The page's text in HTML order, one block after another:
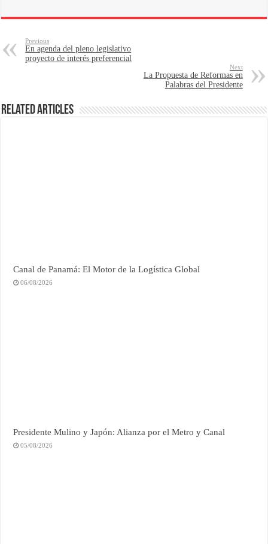
Previous
En agenda del pleno legislativo
proyecto de interés preferencial
Next
La Propuesta de Reformas en
Palabras del Presidente
Related Articles
Canal de Panamá: El Motor de la Logística Global
06/08/2026
Presidente Mulino y Japón: Alianza por el Metro y Canal
05/08/2026